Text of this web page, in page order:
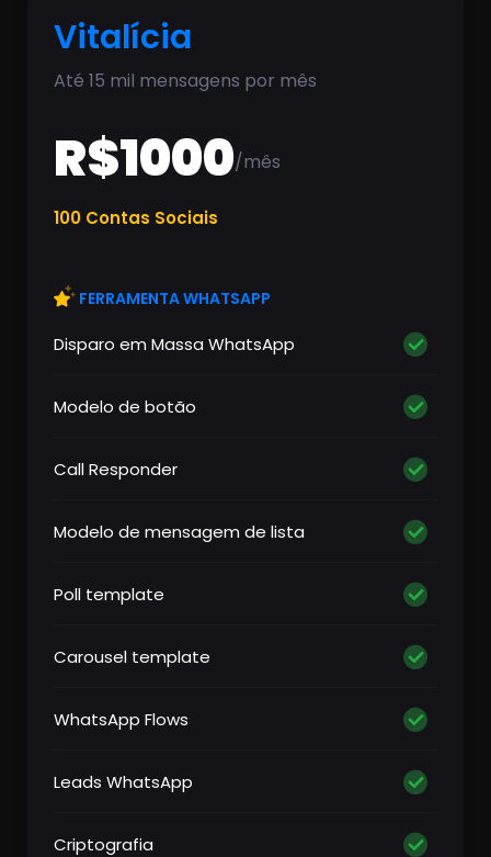
Vitalícia
Até 15 mil mensagens por mês
R$1000/mês
100 Contas Sociais
FERRAMENTA WHATSAPP
Disparo em Massa WhatsApp
Modelo de botão
Call Responder
Modelo de mensagem de lista
Poll template
Carousel template
WhatsApp Flows
Leads WhatsApp
Criptografia